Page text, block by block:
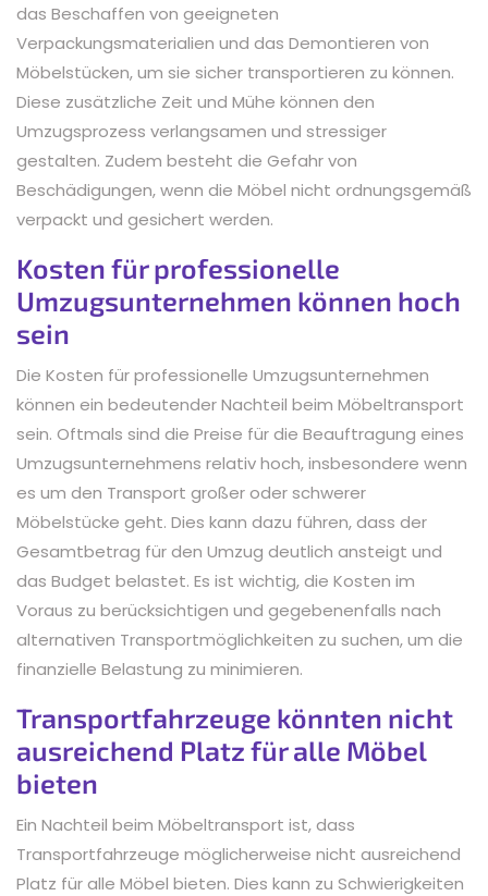
das Beschaffen von geeigneten
Verpackungsmaterialien und das Demontieren von
Möbelstücken, um sie sicher transportieren zu können.
Diese zusätzliche Zeit und Mühe können den
Umzugsprozess verlangsamen und stressiger
gestalten. Zudem besteht die Gefahr von
Beschädigungen, wenn die Möbel nicht ordnungsgemäß
verpackt und gesichert werden.
Kosten für professionelle
Umzugsunternehmen können hoch
sein
Die Kosten für professionelle Umzugsunternehmen
können ein bedeutender Nachteil beim Möbeltransport
sein. Oftmals sind die Preise für die Beauftragung eines
Umzugsunternehmens relativ hoch, insbesondere wenn
es um den Transport großer oder schwerer
Möbelstücke geht. Dies kann dazu führen, dass der
Gesamtbetrag für den Umzug deutlich ansteigt und
das Budget belastet. Es ist wichtig, die Kosten im
Voraus zu berücksichtigen und gegebenenfalls nach
alternativen Transportmöglichkeiten zu suchen, um die
finanzielle Belastung zu minimieren.
Transportfahrzeuge könnten nicht
ausreichend Platz für alle Möbel
bieten
Ein Nachteil beim Möbeltransport ist, dass
Transportfahrzeuge möglicherweise nicht ausreichend
Platz für alle Möbel bieten. Dies kann zu Schwierigkeiten